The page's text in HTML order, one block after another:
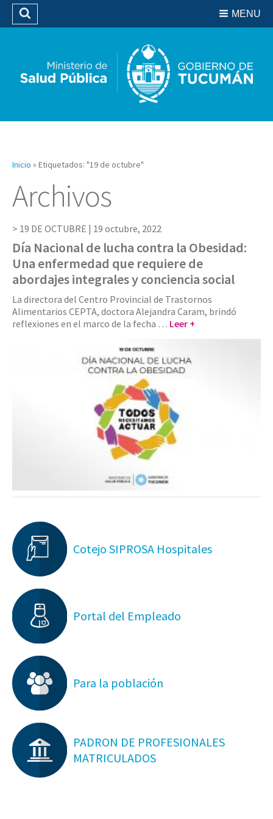
Biblioteca
MENU
Buscar
Inicio » Etiquetados: "19 de octubre"
Archivos
19 DE OCTUBRE | 19 octubre, 2022
Día Nacional de lucha contra la Obesidad:
Una enfermedad que requiere de
abordajes integrales y conciencia social
La directora del Centro Provincial de Trastornos
Alimentarios CEPTA, doctora Alejandra Caram, brindó
reflexiones en el marco de la fecha … Leer +
Cotejo SIPROSA Hospitales
Portal del Empleado
Para la población
PADRON DE PROFESIONALES
MATRICULADOS